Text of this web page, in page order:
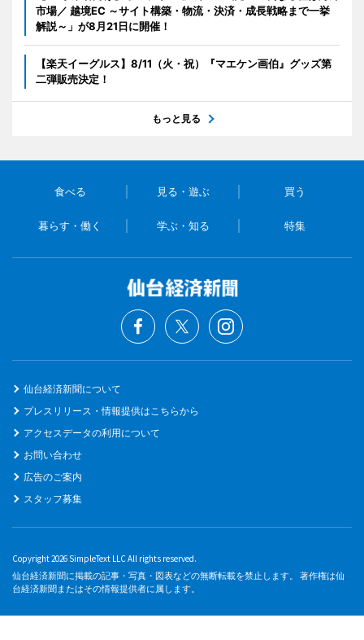
市場／ 越境EC ～サイト構築・物流・決済・成長戦略まで一挙
解説～」が8月21日に開催！
【楽天イーグルス】8/11（火・祝）『マエケン画伯』グッズ第
二弾販売決定！
もっと見る
食べる 見る・遊ぶ 買う
暮らす・働く 学ぶ・知る 特集
仙台経済新聞について
プレスリリース・情報提供はこちらから
アクセスデータの利用について
お問い合わせ
広告のご案内
スタッフ募集
Copyright 2026 SimpleText LLC All rights reserved.
仙台経済新聞に掲載の記事・写真・図表などの無断転載を禁止します。 著作権は仙
台経済新聞またはその情報提供者に属します。